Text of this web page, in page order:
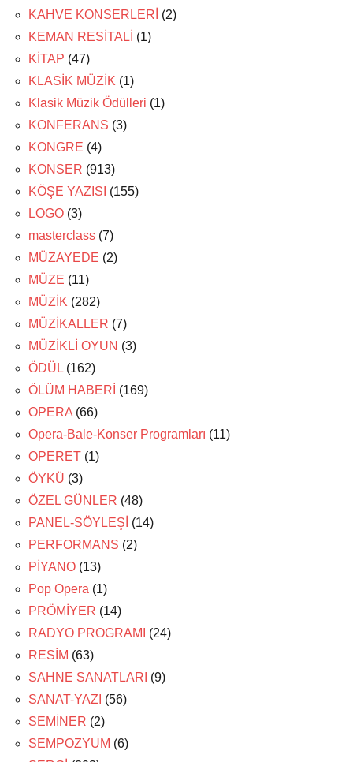
KAHVE KONSERLERİ (2)
KEMAN RESİTALİ (1)
KİTAP (47)
KLASİK MÜZİK (1)
Klasik Müzik Ödülleri (1)
KONFERANS (3)
KONGRE (4)
KONSER (913)
KÖŞE YAZISI (155)
LOGO (3)
masterclass (7)
MÜZAYEDE (2)
MÜZE (11)
MÜZİK (282)
MÜZİKALLER (7)
MÜZİKLİ OYUN (3)
ÖDÜL (162)
ÖLÜM HABERİ (169)
OPERA (66)
Opera-Bale-Konser Programları (11)
OPERET (1)
ÖYKÜ (3)
ÖZEL GÜNLER (48)
PANEL-SÖYLEŞİ (14)
PERFORMANS (2)
PİYANO (13)
Pop Opera (1)
PRÖMİYER (14)
RADYO PROGRAMI
(24)
RESİM (63)
SAHNE SANATLARI (9)
SANAT-YAZI (56)
SEMİNER (2)
SEMPOZYUM (6)